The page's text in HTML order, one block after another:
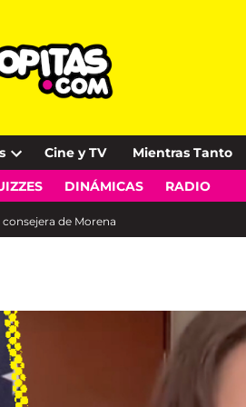
Open
dropdown
Cine y TV Mientras Tanto
DINÁMICAS RADIO
de Morena